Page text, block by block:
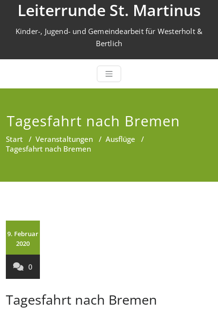
Inhalt
springen
Leiterrunde St. Martinus
Kinder-, Jugend- und Gemeindearbeit für Westerholt &
Bertlich
Tagesfahrt nach Bremen
Start / Veranstaltungen / Ausflüge /
Tagesfahrt nach Bremen
9. Februar
2020
0
Tagesfahrt nach Bremen